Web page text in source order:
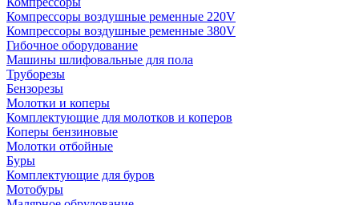
Компрессоры воздушные ременные 220V
Компрессоры воздушные ременные 380V
Гибочное оборудование
Машины шлифовальные для пола
Труборезы
Бензорезы
Молотки и коперы
Комплектующие для молотков и коперов
Коперы бензиновые
Молотки отбойные
Буры
Комплектующие для буров
Мотобуры